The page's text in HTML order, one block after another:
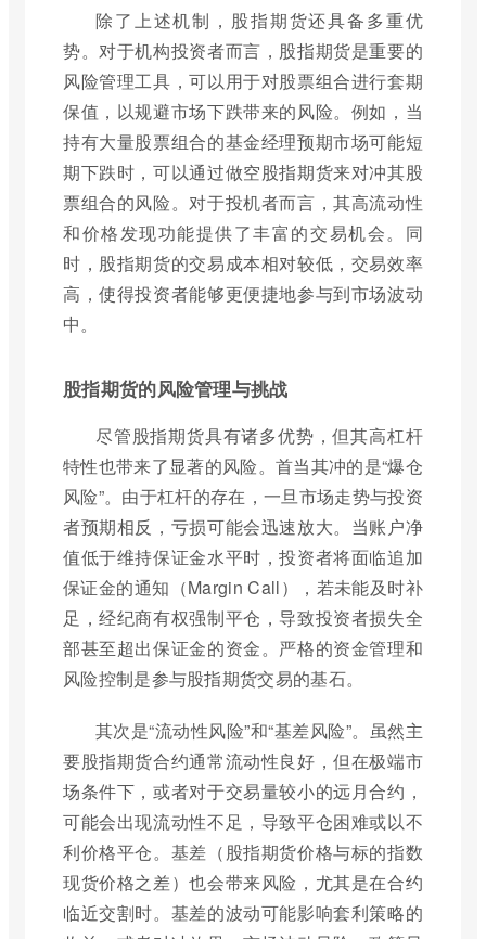
除了上述机制，股指期货还具备多重优
势。对于机构投资者而言，股指期货是重要的
风险管理工具，可以用于对股票组合进行套期
保值，以规避市场下跌带来的风险。例如，当
持有大量股票组合的基金经理预期市场可能短
期下跌时，可以通过做空股指期货来对冲其股
票组合的风险。对于投机者而言，其高流动性
和价格发现功能提供了丰富的交易机会。同
时，股指期货的交易成本相对较低，交易效率
高，使得投资者能够更便捷地参与到市场波动
中。
股指期货的风险管理与挑战
尽管股指期货具有诸多优势，但其高杠杆
特性也带来了显著的风险。首当其冲的是“爆仓
风险”。由于杠杆的存在，一旦市场走势与投资
者预期相反，亏损可能会迅速放大。当账户净
值低于维持保证金水平时，投资者将面临追加
保证金的通知（Margin Call），若未能及时补
足，经纪商有权强制平仓，导致投资者损失全
部甚至超出保证金的资金。严格的资金管理和
风险控制是参与股指期货交易的基石。
其次是“流动性风险”和“基差风险”。虽然主
要股指期货合约通常流动性良好，但在极端市
场条件下，或者对于交易量较小的远月合约，
可能会出现流动性不足，导致平仓困难或以不
利价格平仓。基差（股指期货价格与标的指数
现货价格之差）也会带来风险，尤其是在合约
临近交割时。基差的波动可能影响套利策略的